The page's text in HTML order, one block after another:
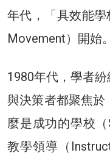
年代，「具效能
Movement）開始。
1980年代，學者
與決策者都聚焦
麼是成功的學校
教學領導（